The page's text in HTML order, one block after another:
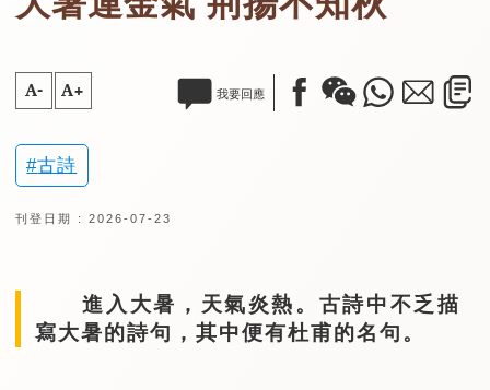
A- A+ 我要回應
古詩
刊登日期 : 2026-07-23
進入大暑，天氣炎熱。古詩中不乏描
寫大暑的詩句，其中便有杜甫的名句。